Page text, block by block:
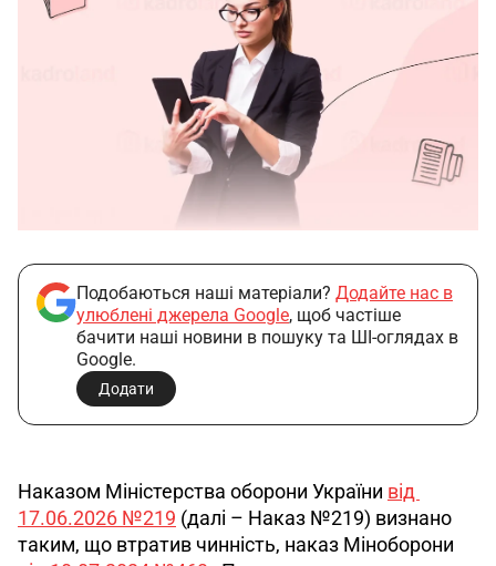
Подобаються наші матеріали? Додайте нас в
улюблені джерела Google, щоб частіше
бачити наші новини в пошуку та ШІ-оглядах в
Google.
Додати
Наказом Міністерства оборони України від
17.06.2026 №219 (далі – Наказ №219) визнано
таким, що втратив чинність, наказ Міноборони